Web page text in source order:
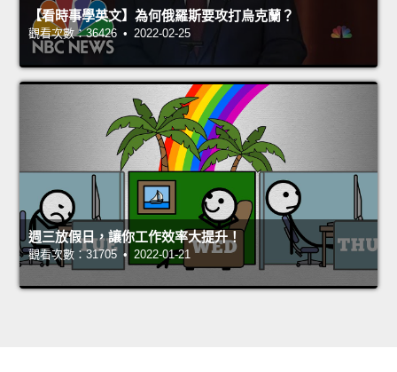
【看時事學英文】為何俄羅斯要攻打烏克蘭？
觀看次數：36426 • 2022-02-25
週三放假日，讓你工作效率大提升！
觀看次數：31705 • 2022-01-21